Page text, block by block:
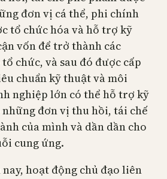
đơn vị cá thể, phi chính
tổ chức hóa và hỗ trợ kỹ
vốn để trở thành các
chức, và sau đó được cấp
chuẩn kỹ thuật và môi
nghiệp lớn có thể hỗ trợ kỹ
đơn vị thu hồi, tái chế
của mình và dần dần cho
cung ứng.
hoạt động chủ đạo liên